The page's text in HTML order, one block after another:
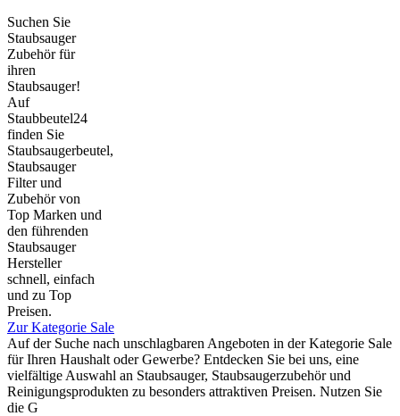
Suchen Sie
Staubsauger
Zubehör für
ihren
Staubsauger!
Auf
Staubbeutel24
finden Sie
Staubsaugerbeutel,
Staubsauger
Filter und
Zubehör von
Top Marken und
den führenden
Staubsauger
Hersteller
schnell, einfach
und zu Top
Preisen.
Zur Kategorie Sale
Auf der Suche nach unschlagbaren Angeboten in der Kategorie Sale
für Ihren Haushalt oder Gewerbe? Entdecken Sie bei uns, eine
vielfältige Auswahl an Staubsauger, Staubsaugerzubehör und
Reinigungsprodukten zu besonders attraktiven Preisen. Nutzen Sie
die G